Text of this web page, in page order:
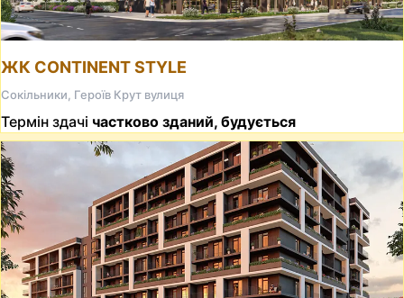
ЖК CONTINENT STYLE
Сокільники, Героїв Крут вулиця
Термін здачі частково зданий, будується